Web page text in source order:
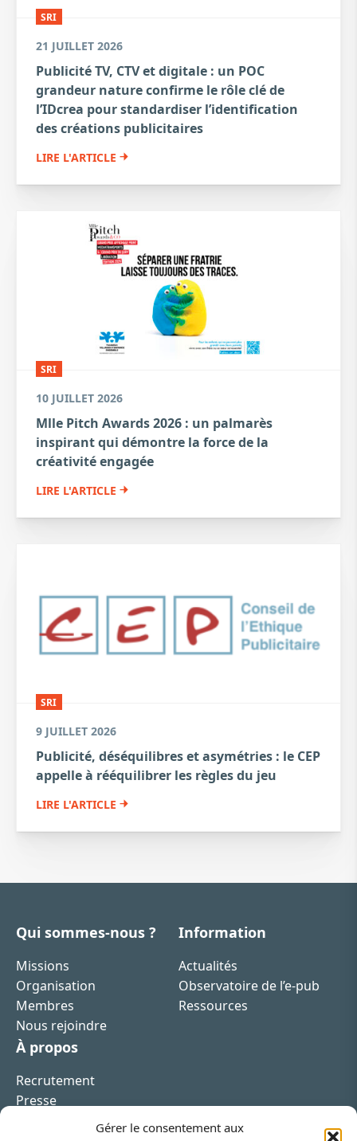
Gérer le consentement aux
SRI
21 JUILLET 2026
Publicité TV, CTV et digitale : un POC
grandeur nature confirme le rôle clé de
l’IDcrea pour standardiser l’identification
des créations publicitaires
LIRE L'ARTICLE
SRI
10 JUILLET 2026
Mlle Pitch Awards 2026 : un palmarès
inspirant qui démontre la force de la
créativité engagée
LIRE L'ARTICLE
SRI
9 JUILLET 2026
Publicité, déséquilibres et asymétries : le CEP
appelle à rééquilibrer les règles du jeu
LIRE L'ARTICLE
Qui sommes-nous ?
Missions
Organisation
Membres
Nous rejoindre
Information
Actualités
Observatoire de l’e-pub
Ressources
À propos
Recrutement
Presse